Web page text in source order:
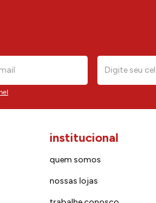
institucional
quem somos
nossas lojas